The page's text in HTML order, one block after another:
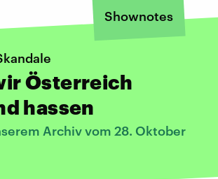
Shownotes
Österreich
hassen
Archiv vom 28. Oktober